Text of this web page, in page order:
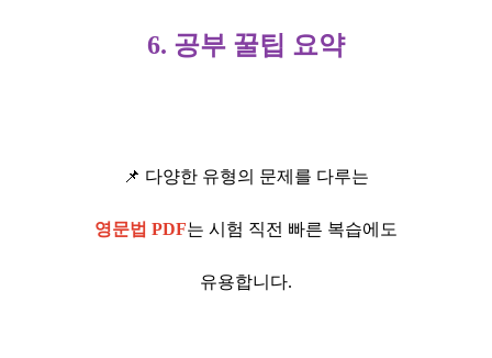
6. 공부 꿀팁 요약
📌 다양한 유형의 문제를 다루는
영문법 PDF는 시험 직전 빠른 복습에도
유용합니다.